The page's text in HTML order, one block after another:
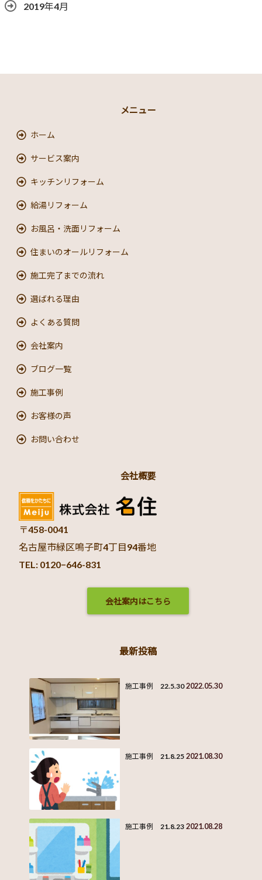
2019年4月
メニュー
ホーム
サービス案内
キッチンリフォーム
給湯リフォーム
お風呂・洗面リフォーム
住まいのオールリフォーム
施工完了までの流れ
選ばれる理由
よくある質問
会社案内
ブログ一覧
施工事例
お客様の声
お問い合わせ
会社概要
〒458-0041
名古屋市緑区鳴子町4丁目94番地
TEL: 0120−646-831
会社案内はこちら
最新投稿
施工事例 22.5.30 2022.05.30
施工事例 21.8.25 2021.08.30
施工事例 21.8.23 2021.08.28